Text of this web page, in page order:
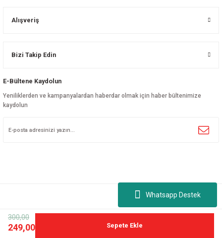
Whatsapp Destek
300,00
249,00 Sepete Ekle
Alışveriş
Bizi Takip Edin
E-Bültene Kaydolun
Yeniliklerden ve kampanyalardan haberdar olmak için haber bültenimize
kaydolun